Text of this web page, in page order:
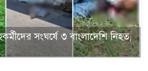
সংঘর্ষে ৩ বাংলাদেশি নিহত,